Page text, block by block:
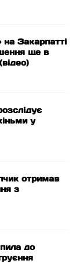
на Закарпатті
ще в
у
отримав
з
до